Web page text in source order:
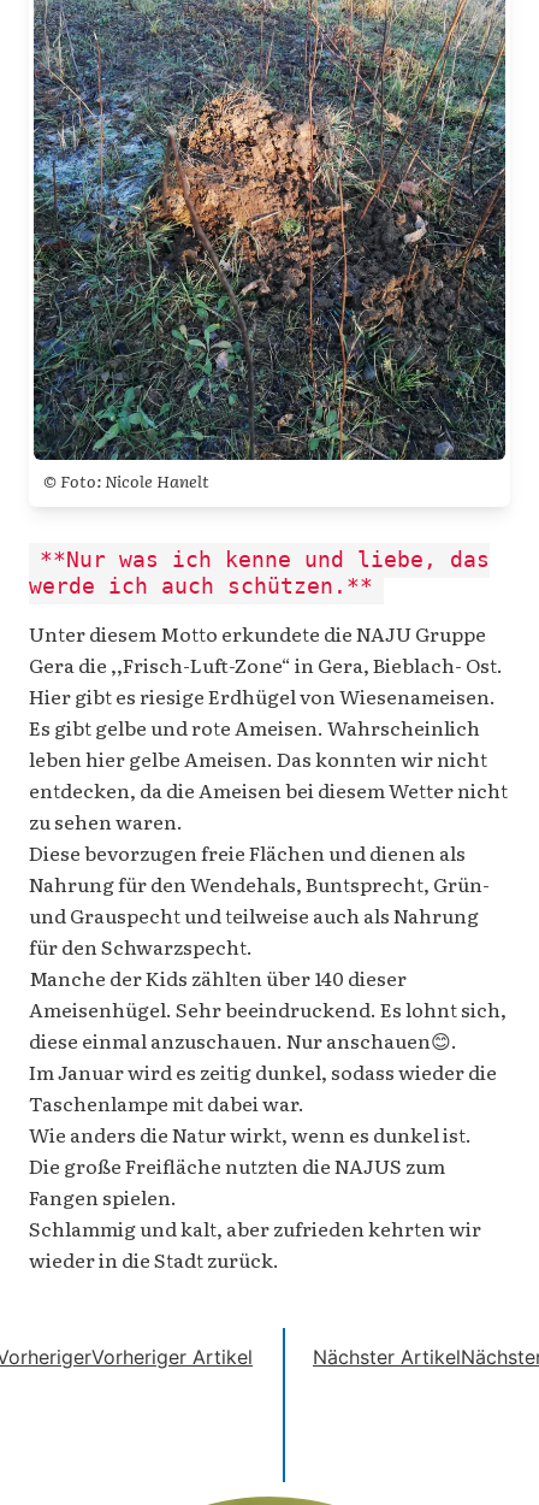
© Foto: Nicole Hanelt
**Nur was ich kenne und liebe, das
werde ich auch schützen.**
Unter diesem Motto erkundete die NAJU Gruppe
Gera die ,,Frisch-Luft-Zone“ in Gera, Bieblach- Ost.
Hier gibt es riesige Erdhügel von Wiesenameisen.
Es gibt gelbe und rote Ameisen. Wahrscheinlich
leben hier gelbe Ameisen. Das konnten wir nicht
entdecken, da die Ameisen bei diesem Wetter nicht
zu sehen waren.
Diese bevorzugen freie Flächen und dienen als
Nahrung für den Wendehals, Buntsprecht, Grün-
und Grauspecht und teilweise auch als Nahrung
für den Schwarzspecht.
Manche der Kids zählten über 140 dieser
Ameisenhügel. Sehr beeindruckend. Es lohnt sich,
diese einmal anzuschauen. Nur anschauen😊.
Im Januar wird es zeitig dunkel, sodass wieder die
Taschenlampe mit dabei war.
Wie anders die Natur wirkt, wenn es dunkel ist.
Die große Freifläche nutzten die NAJUS zum
Fangen spielen.
Schlammig und kalt, aber zufrieden kehrten wir
wieder in die Stadt zurück.
Vorheriger Artikel Nächster Artikel